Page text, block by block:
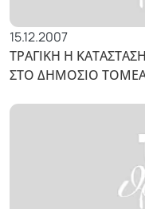
15.12.2007
ΤΡΑΓΙΚΗ Η
ΣΤΟ ΔΗΜΟΣΙΟ